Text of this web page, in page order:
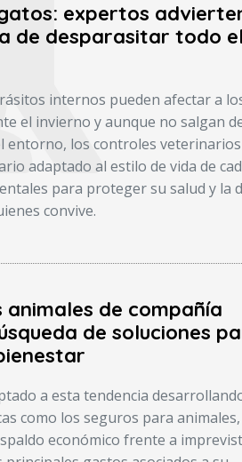
expertos
de desparasitar todo el
internos pueden afectar a
el invierno y aunque no salgan
entorno, los controles
adaptado al estilo de vida de
para proteger su salud y la
convive.
animales de compañía
de soluciones
a esta tendencia
como los seguros para
económico frente a